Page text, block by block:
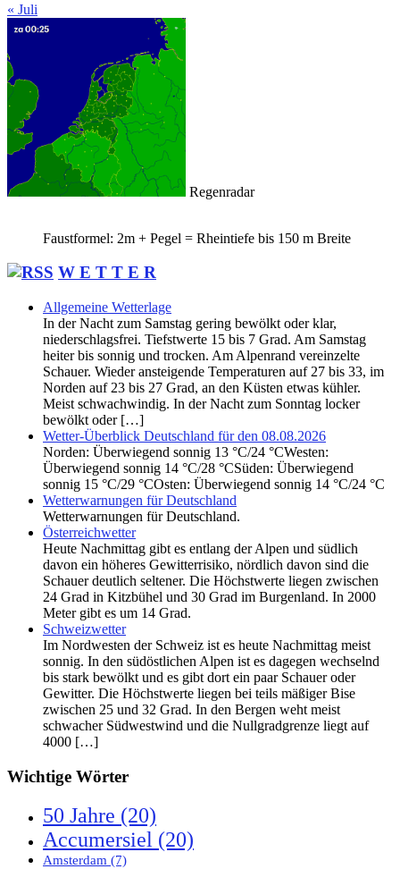
« Juli
Regenradar
Faustformel: 2m + Pegel = Rheintiefe bis 150 m Breite
W E T T E R
Allgemeine Wetterlage
In der Nacht zum Samstag gering bewölkt oder klar,
niederschlagsfrei. Tiefstwerte 15 bis 7 Grad. Am Samstag
heiter bis sonnig und trocken. Am Alpenrand vereinzelte
Schauer. Wieder ansteigende Temperaturen auf 27 bis 33, im
Norden auf 23 bis 27 Grad, an den Küsten etwas kühler.
Meist schwachwindig. In der Nacht zum Sonntag locker
bewölkt oder […]
Wetter-Überblick Deutschland für den 08.08.2026
Norden: Überwiegend sonnig 13 °C/24 °CWesten:
Überwiegend sonnig 14 °C/28 °CSüden: Überwiegend
sonnig 15 °C/29 °COsten: Überwiegend sonnig 14 °C/24 °C
Wetterwarnungen für Deutschland
Wetterwarnungen für Deutschland.
Österreichwetter
Heute Nachmittag gibt es entlang der Alpen und südlich
davon ein höheres Gewitterrisiko, nördlich davon sind die
Schauer deutlich seltener. Die Höchstwerte liegen zwischen
24 Grad in Kitzbühel und 30 Grad im Burgenland. In 2000
Meter gibt es um 14 Grad.
Schweizwetter
Im Nordwesten der Schweiz ist es heute Nachmittag meist
sonnig. In den südöstlichen Alpen ist es dagegen wechselnd
bis stark bewölkt und es gibt dort ein paar Schauer oder
Gewitter. Die Höchstwerte liegen bei teils mäßiger Bise
zwischen 25 und 32 Grad. In den Bergen weht meist
schwacher Südwestwind und die Nullgradgrenze liegt auf
4000 […]
Wichtige Wörter
50 Jahre (20)
Accumersiel (20)
Amsterdam (7)